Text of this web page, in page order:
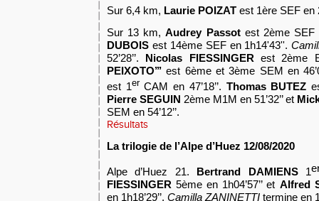
Sur 6,4 km, Laurie POIZAT est 1ère SEF en
Sur 13 km,Audrey Passotest 2ème SEF
DUBOIS est 14ème SEF en 1h14'43''.
52’28’’. Nicolas FIESSINGERest 2ème
PEIXOTO’’’ est 6ème et 3ème SEM en
est 1er CAM en 47’18’’. Thomas BUTEZ
Pierre SEGUIN 2ème M1M en 51’32’’ et
SEM en 54’12’’.
Résultats
La trilogie de l’Alpe d’Huez 12/08/2020
Alpe d’Huez 21. Bertrand DAMIENS1
FIESSINGER 5ème en 1h04’57’’ et Alfred
en 1h18’29’’. Camilla ZANINETTI termine en